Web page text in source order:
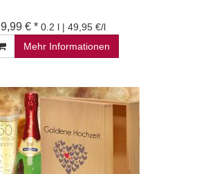
9,99 € * 0.2 l | 49,95 €/l
Mehr Informationen